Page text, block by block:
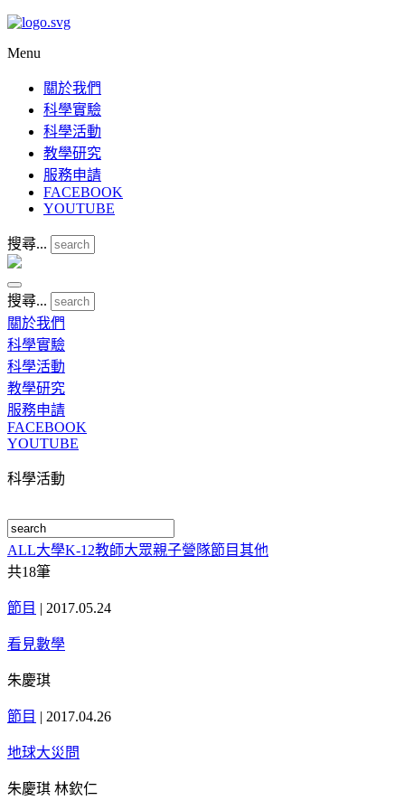
Menu
關於我們
科學實驗
科學活動
教學研究
服務申請
FACEBOOK
YOUTUBE
搜尋...
搜尋...
關於我們
科學實驗
科學活動
教學研究
服務申請
FACEBOOK
YOUTUBE
科學活動
ALL大學K-12教師大眾親子營隊節目其他
共18筆
節目 | 2017.05.24
看見數學
朱慶琪
節目 | 2017.04.26
地球大災問
朱慶琪 林欽仁